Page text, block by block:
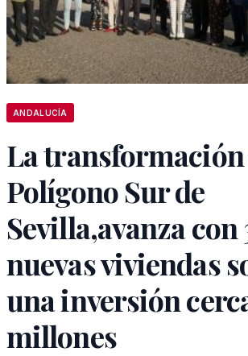
ANDALUCÍA
La transformación
Polígono Sur de
Sevilla,avanza con
nuevas viviendas
una inversión
millones